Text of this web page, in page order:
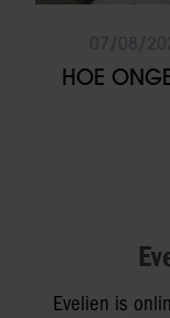
HOE
Evelien is